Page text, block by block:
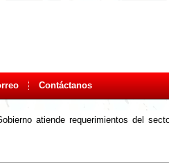
Contáctanos
atiende requerimientos del